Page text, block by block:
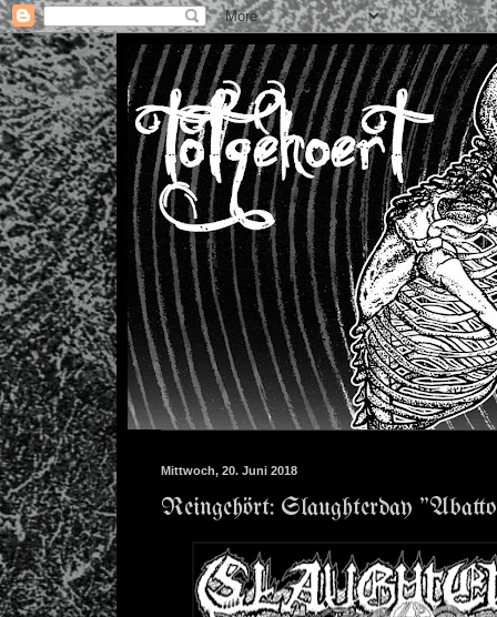
Mittwoch, 20. Juni 2018
Reingehört: Slaughterday